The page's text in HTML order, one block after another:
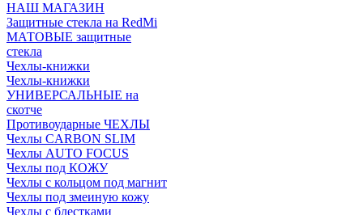
НАШ МАГАЗИН
Защитные стекла на RedMi
МАТОВЫЕ защитные
стекла
Чехлы-книжки
Чехлы-книжки
УНИВЕРСАЛЬНЫЕ на
скотче
Противоударные ЧЕХЛЫ
Чехлы CARBON SLIM
Чехлы AUTO FOCUS
Чехлы под КОЖУ
Чехлы с кольцом под магнит
Чехлы под змеиную кожу
Чехлы с блестками